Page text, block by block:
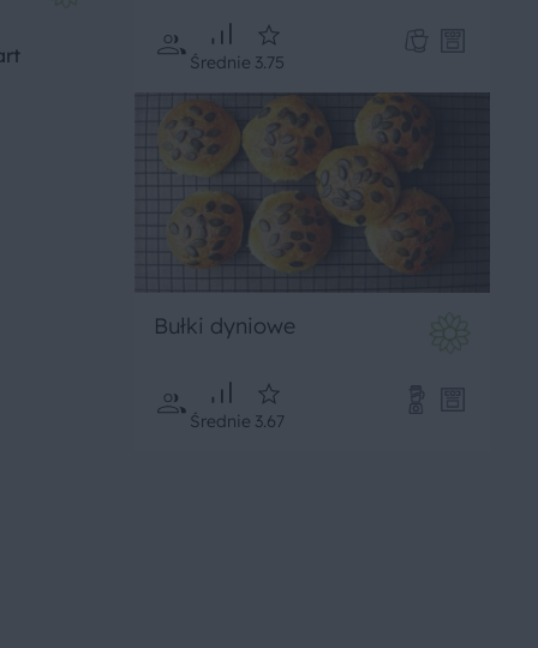
Średnie 3.75
Bułki dyniowe
Średnie 3.67